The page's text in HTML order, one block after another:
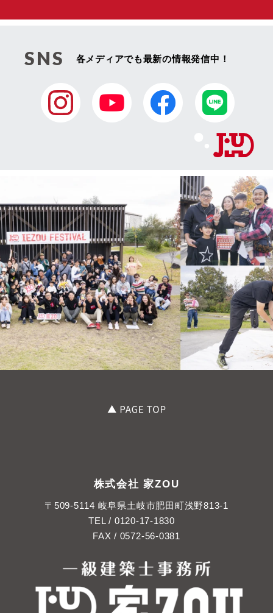
SNS 各メディアでも最新の情報発信中！
株式会社 家ZOU
〒509-5114 岐阜県土岐市肥田町浅野813-1
TEL / 0120-17-1830
FAX / 0572-56-0381